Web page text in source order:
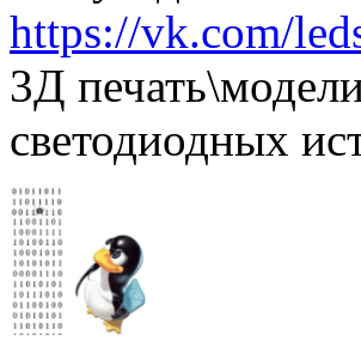
https://vk.com/
3Д
светодиодных